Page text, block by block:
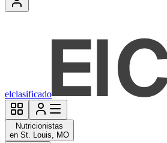
elclasificado
Nutricionistas
en St. Louis, MO